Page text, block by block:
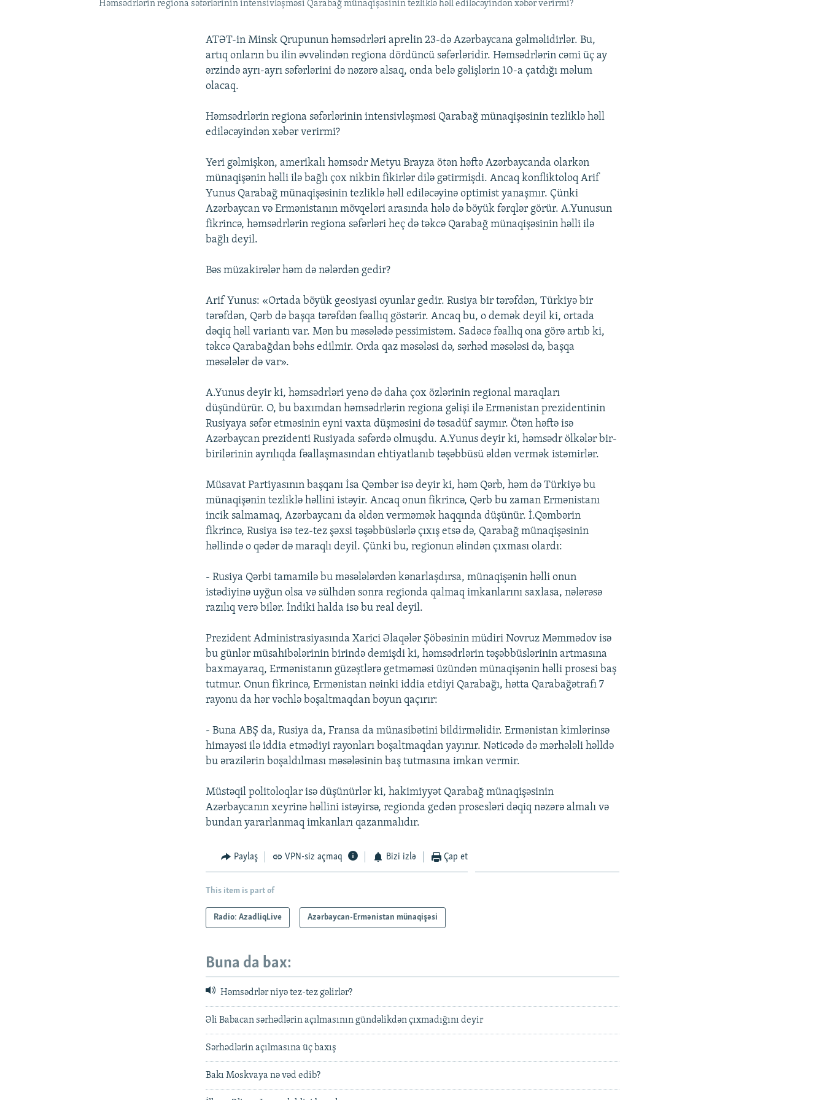
Həmsədrlərin regiona səfərlərinin intensivləşməsi Qarabağ münaqişəsinin tezliklə həll ediləcəyindən xəbər verirmi?
ATƏT-in Minsk Qrupunun həmsədrləri aprelin 23-də Azərbaycana gəlməlidirlər. Bu,
artıq onların bu ilin əvvəlindən regiona dördüncü səfərləridir. Həmsədrlərin cəmi üç ay
ərzində ayrı-ayrı səfərlərini də nəzərə alsaq, onda belə gəlişlərin 10-a çatdığı məlum
olacaq.
Həmsədrlərin regiona səfərlərinin intensivləşməsi Qarabağ münaqişəsinin tezliklə həll
ediləcəyindən xəbər verirmi?
Yeri gəlmişkən, amerikalı həmsədr Metyu Brayza ötən həftə Azərbaycanda olarkən
münaqişənin həlli ilə bağlı çox nikbin fikirlər dilə gətirmişdi. Ancaq konfliktoloq Arif
Yunus Qarabağ münaqişəsinin tezliklə həll ediləcəyinə optimist yanaşmır. Çünki
Azərbaycan və Ermənistanın mövqeləri arasında hələ də böyük fərqlər görür. A.Yunusun
fikrincə, həmsədrlərin regiona səfərləri heç də təkcə Qarabağ münaqişəsinin həlli ilə
bağlı deyil.
Bəs müzakirələr həm də nələrdən gedir?
Arif Yunus: «Ortada böyük geosiyasi oyunlar gedir. Rusiya bir tərəfdən, Türkiyə bir
tərəfdən, Qərb də başqa tərəfdən fəallıq göstərir. Ancaq bu, o demək deyil ki, ortada
dəqiq həll variantı var. Mən bu məsələdə pessimistəm. Sadəcə fəallıq ona görə artıb ki,
təkcə Qarabağdan bəhs edilmir. Orda qaz məsələsi də, sərhəd məsələsi də, başqa
məsələlər də var».
A.Yunus deyir ki, həmsədrləri yenə də daha çox özlərinin regional maraqları
düşündürür. O, bu baxımdan həmsədrlərin regiona gəlişi ilə Ermənistan prezidentinin
Rusiyaya səfər etməsinin eyni vaxta düşməsini də təsadüf saymır. Ötən həftə isə
Azərbaycan prezidenti Rusiyada səfərdə olmuşdu. A.Yunus deyir ki, həmsədr ölkələr bir-
birilərinin ayrılıqda fəallaşmasından ehtiyatlanıb təşəbbüsü əldən vermək istəmirlər.
Müsavat Partiyasının başqanı İsa Qəmbər isə deyir ki, həm Qərb, həm də Türkiyə bu
münaqişənin tezliklə həllini istəyir. Ancaq onun fikrincə, Qərb bu zaman Ermənistanı
incik salmamaq, Azərbaycanı da əldən verməmək haqqında düşünür. İ.Qəmbərin
fikrincə, Rusiya isə tez-tez şəxsi təşəbbüslərlə çıxış etsə də, Qarabağ münaqişəsinin
həllində o qədər də maraqlı deyil. Çünki bu, regionun əlindən çıxması olardı:
- Rusiya Qərbi tamamilə bu məsələlərdən kənarlaşdırsa, münaqişənin həlli onun
istədiyinə uyğun olsa və sülhdən sonra regionda qalmaq imkanlarını saxlasa, nələrəsə
razılıq verə bilər. İndiki halda isə bu real deyil.
Prezident Administrasiyasında Xarici Əlaqələr Şöbəsinin müdiri Novruz Məmmədov isə
bu günlər müsahibələrinin birində demişdi ki, həmsədrlərin təşəbbüslərinin artmasına
baxmayaraq, Ermənistanın güzəştlərə getməməsi üzündən münaqişənin həlli prosesi baş
tutmur. Onun fikrincə, Ermənistan nəinki iddia etdiyi Qarabağı, hətta Qarabağətrafı 7
rayonu da hər vəchlə boşaltmaqdan boyun qaçırır:
- Buna ABŞ da, Rusiya da, Fransa da münasibətini bildirməlidir. Ermənistan kimlərinsə
himayəsi ilə iddia etmədiyi rayonları boşaltmaqdan yayınır. Nəticədə də mərhələli həlldə
bu ərazilərin boşaldılması məsələsinin baş tutmasına imkan vermir.
Müstəqil politoloqlar isə düşünürlər ki, hakimiyyət Qarabağ münaqişəsinin
Azərbaycanın xeyrinə həllini istəyirsə, regionda gedən prosesləri dəqiq nəzərə almalı və
bundan yararlanmaq imkanları qazanmalıdır.
Paylaş VPN-siz açmaq Bizi izlə Çap et
This item is part of
Radio: AzadliqLive Azərbaycan-Ermənistan münaqişəsi
Buna da bax:
Həmsədrlər niyə tez-tez gəlirlər?
Əli Babacan sərhədlərin açılmasının gündəlikdən çıxmadığını deyir
Sərhədlərin açılmasına üç baxış
Bakı Moskvaya nə vəd edib?